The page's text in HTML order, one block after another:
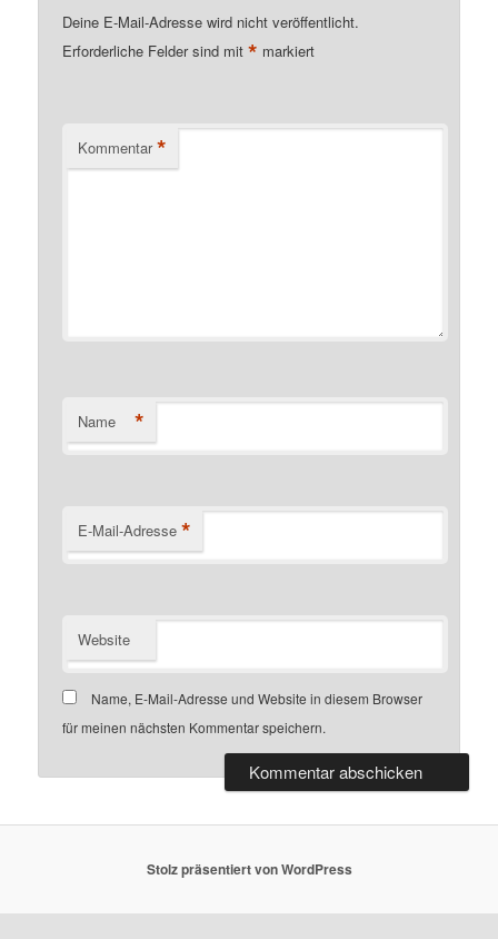
Deine E-Mail-Adresse wird nicht veröffentlicht.
Erforderliche Felder sind mit* markiert
Kommentar *
Name *
E-Mail-Adresse *
Website
Name, E-Mail-Adresse und Website in diesem Browser
für meinen nächsten Kommentar speichern.
Stolz präsentiert von WordPress